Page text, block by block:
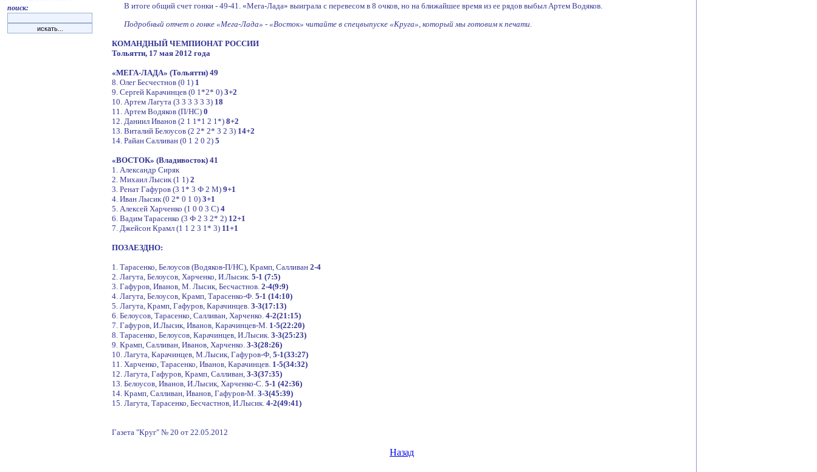
поиск:
В итоге общий счет гонки - 49-41. «Мега-Лада» выиграла с перевесом в 8 очков, но на ближайшее время из ее рядов выбыл Артем Водяков.
Подробный отчет о гонке «Мега-Лада» - «Восток» читайте в спецвыпуске «Круга», который мы готовим к печати.
КОМАНДНЫЙ ЧЕМПИОНАТ РОССИИ
Тольятти, 17 мая 2012 года
«МЕГА-ЛАДА» (Тольятти) 49
8. Олег Бесчестнов (0 1) 1
9. Сергей Карачинцев (0 1*2* 0) 3+2
10. Артем Лагута (3 3 3 3 3 3) 18
11. Артем Водяков (П/НС) 0
12. Даниил Иванов (2 1 1*1 2 1*) 8+2
13. Виталий Белоусов (2 2* 2* 3 2 3) 14+2
14. Райан Салливан (0 1 2 0 2) 5
«ВОСТОК» (Владивосток) 41
1. Александр Сиряк
2. Михаил Лысик (1 1) 2
3. Ренат Гафуров (3 1* 3 Ф 2 М) 9+1
4. Иван Лысик (0 2* 0 1 0) 3+1
5. Алексей Харченко (1 0 0 3 С) 4
6. Вадим Тарасенко (3 Ф 2 3 2* 2) 12+1
7. Джейсон Крамл (1 1 2 3 1* 3) 11+1
ПОЗАЕЗДНО:
1. Тарасенко, Белоусов (Водяков-П/НС), Крамп, Салливан 2-4
2. Лагута, Белоусов, Харченко, И.Лысик. 5-1 (7:5)
3. Гафуров, Иванов, М. Лысик, Бесчастнов. 2-4(9:9)
4. Лагута, Белоусов, Крамп, Тарасенко-Ф. 5-1 (14:10)
5. Лагута, Крамп, Гафуров, Карачинцев. 3-3(17:13)
6. Белоусов, Тарасенко, Салливан, Харченко. 4-2(21:15)
7. Гафуров, И.Лысик, Иванов, Карачинцев-М. 1-5(22:20)
8. Тарасенко, Белоусов, Карачинцев, И.Лысик. 3-3(25:23)
9. Крамп, Салливан, Иванов, Харченко. 3-3(28:26)
10. Лагута, Карачинцев, М.Лысик, Гафуров-Ф, 5-1(33:27)
11. Харченко, Тарасенко, Иванов, Карачинцев. 1-5(34:32)
12. Лагута, Гафуров, Крамп, Салливан, 3-3(37:35)
13. Белоусов, Иванов, И.Лысик, Харченко-С. 5-1 (42:36)
14. Крамп, Салливан, Иванов, Гафуров-М. 3-3(45:39)
15. Лагута, Тарасенко, Бесчастнов, И.Лысик. 4-2(49:41)
Газета "Круг" № 20 от 22.05.2012
Назад